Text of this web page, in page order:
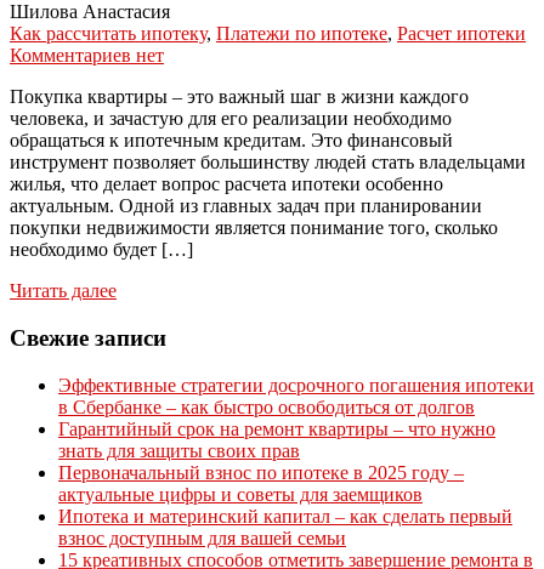
Шилова Анастасия
Как рассчитать ипотеку, Платежи по ипотеке, Расчет ипотеки
Комментариев нет
Покупка квартиры – это важный шаг в жизни каждого
человека, и зачастую для его реализации необходимо
обращаться к ипотечным кредитам. Это финансовый
инструмент позволяет большинству людей стать владельцами
жилья, что делает вопрос расчета ипотеки особенно
актуальным. Одной из главных задач при планировании
покупки недвижимости является понимание того, сколько
необходимо будет […]
Читать далее
Свежие записи
Эффективные стратегии досрочного погашения ипотеки
в Сбербанке – как быстро освободиться от долгов
Гарантийный срок на ремонт квартиры – что нужно
знать для защиты своих прав
Первоначальный взнос по ипотеке в 2025 году –
актуальные цифры и советы для заемщиков
Ипотека и материнский капитал – как сделать первый
взнос доступным для вашей семьи
15 креативных способов отметить завершение ремонта в